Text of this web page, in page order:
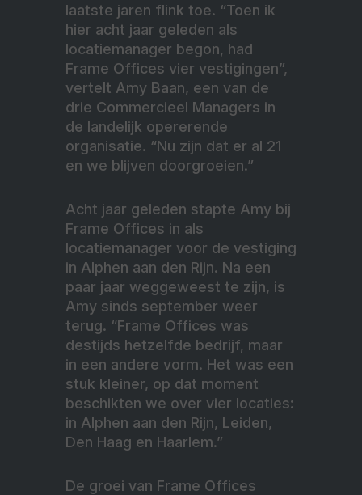
laatste jaren flink toe. “Toen ik
hier acht jaar geleden als
locatiemanager begon, had
Frame Offices vier vestigingen”,
vertelt Amy Baan, een van de
drie Commercieel Managers in
de landelijk opererende
organisatie. “Nu zijn dat er al 21
en we blijven doorgroeien.”
Acht jaar geleden stapte Amy bij
Frame Offices in als
locatiemanager voor de vestiging
in Alphen aan den Rijn. Na een
paar jaar weggeweest te zijn, is
Amy sinds september weer
terug. “Frame Offices was
destijds hetzelfde bedrijf, maar
in een andere vorm. Het was een
stuk kleiner, op dat moment
beschikten we over vier locaties:
in Alphen aan den Rijn, Leiden,
Den Haag en Haarlem.”
De groei van Frame Offices